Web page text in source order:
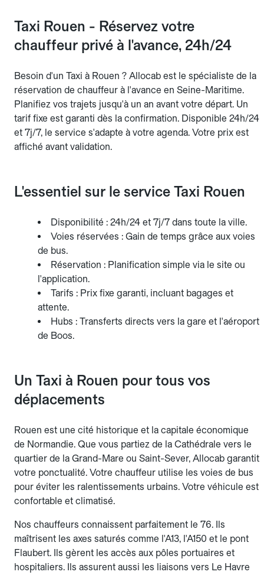
Taxi Rouen - Réservez votre
chauffeur privé à l'avance, 24h/24
Besoin d'un Taxi à Rouen ? Allocab est le spécialiste de la
réservation de chauffeur à l'avance en Seine-Maritime.
Planifiez vos trajets jusqu'à un an avant votre départ. Un
tarif fixe est garanti dès la confirmation. Disponible 24h/24
et 7j/7, le service s'adapte à votre agenda. Votre prix est
affiché avant validation.
L'essentiel sur le service Taxi Rouen
Disponibilité : 24h/24 et 7j/7 dans toute la ville.
Voies réservées : Gain de temps grâce aux voies
de bus.
Réservation : Planification simple via le site ou
l'application.
Tarifs : Prix fixe garanti, incluant bagages et
attente.
Hubs : Transferts directs vers la gare et l'aéroport
de Boos.
Un Taxi à Rouen pour tous vos
déplacements
Rouen est une cité historique et la capitale économique
de Normandie. Que vous partiez de la Cathédrale vers le
quartier de la Grand-Mare ou Saint-Sever, Allocab garantit
votre ponctualité. Votre chauffeur utilise les voies de bus
pour éviter les ralentissements urbains. Votre véhicule est
confortable et climatisé.
Nos chauffeurs connaissent parfaitement le 76. Ils
maîtrisent les axes saturés comme l'A13, l'A150 et le pont
Flaubert. Ils gèrent les accès aux pôles portuaires et
hospitaliers. Ils assurent aussi les liaisons vers Le Havre